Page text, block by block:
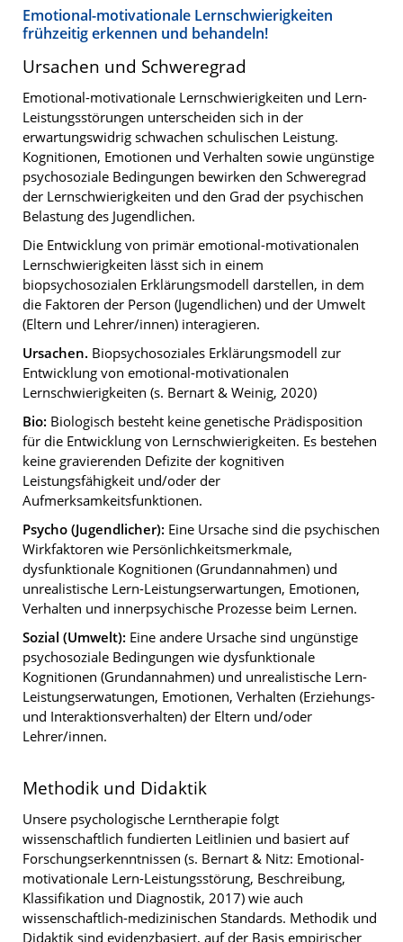
Emotional-motivationale Lernschwierigkeiten
frühzeitig erkennen und behandeln!
Ursachen und Schweregrad
Emotional-motivationale Lernschwierigkeiten und Lern-
Leistungsstörungen unterscheiden sich in der
erwartungswidrig schwachen schulischen Leistung.
Kognitionen, Emotionen und Verhalten sowie ungünstige
psychosoziale Bedingungen bewirken den Schweregrad
der Lernschwierigkeiten und den Grad der psychischen
Belastung des Jugendlichen.
Die Entwicklung von primär emotional-motivationalen
Lernschwierigkeiten lässt sich in einem
biopsychosozialen Erklärungsmodell darstellen, in dem
die Faktoren der Person (Jugendlichen) und der Umwelt
(Eltern und Lehrer/innen) interagieren.
Ursachen. Biopsychosoziales Erklärungsmodell zur
Entwicklung von emotional-motivationalen
Lernschwierigkeiten (s. Bernart & Weinig, 2020)
Bio: Biologisch besteht keine genetische Prädisposition
für die Entwicklung von Lernschwierigkeiten. Es bestehen
keine gravierenden Defizite der kognitiven
Leistungsfähigkeit und/oder der
Aufmerksamkeitsfunktionen.
Psycho (Jugendlicher): Eine Ursache sind die psychischen
Wirkfaktoren wie Persönlichkeitsmerkmale,
dysfunktionale Kognitionen (Grundannahmen) und
unrealistische Lern-Leistungserwartungen, Emotionen,
Verhalten und innerpsychische Prozesse beim Lernen.
Sozial (Umwelt): Eine andere Ursache sind ungünstige
psychosoziale Bedingungen wie dysfunktionale
Kognitionen (Grundannahmen) und unrealistische Lern-
Leistungserwatungen, Emotionen, Verhalten (Erziehungs-
und Interaktionsverhalten) der Eltern und/oder
Lehrer/innen.
Methodik und Didaktik
Unsere psychologische Lerntherapie folgt
wissenschaftlich fundierten Leitlinien und basiert auf
Forschungserkenntnissen (s. Bernart & Nitz: Emotional-
motivationale Lern-Leistungsstörung, Beschreibung,
Klassifikation und Diagnostik, 2017) wie auch
wissenschaftlich-medizinischen Standards. Methodik und
Didaktik sind evidenzbasiert, auf der Basis empirischer